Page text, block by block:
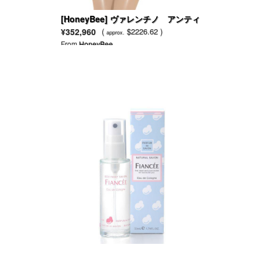
[HoneyBee] ヴァレンチノ アンティ
ークローズ ドレス シルク
¥352,960 ( approx. $2226.62 )
From HoneyBee